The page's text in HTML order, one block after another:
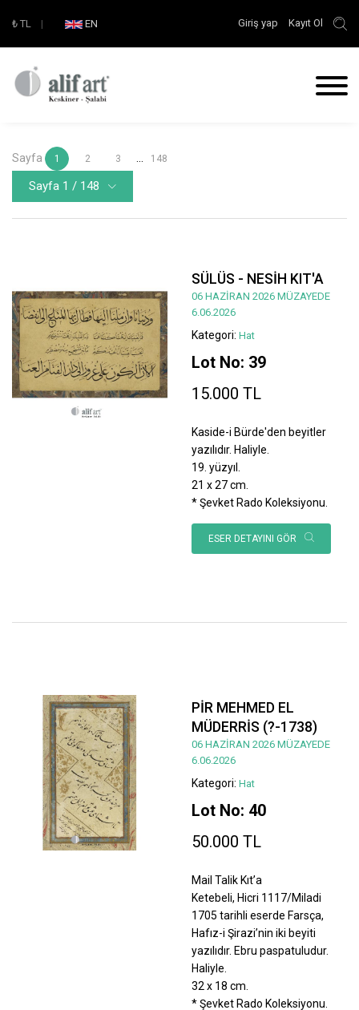
₺ TL | EN Giriş yap Kayıt Ol
Sayfa 1 2 3 148
Sayfa 1 / 148
SÜLÜS - NESİH KIT'A
06 HAZİRAN 2026 MÜZAYEDE
6.06.2026
Kategori: Hat
Lot No: 39
15.000 TL
Kaside-i Bürde'den beyitler
yazılıdır. Haliyle.
19. yüzyıl.
21 x 27 cm.
* Şevket Rado Koleksiyonu.
ESER DETAYINI GÖR
PİR MEHMED EL
MÜDERRİS (?-1738)
06 HAZİRAN 2026 MÜZAYEDE
6.06.2026
Kategori: Hat
Lot No: 40
50.000 TL
Mail Talik Kıt’a
Ketebeli, Hicri 1117/Miladi
1705 tarihli eserde Farsça,
Hafız-i Şirazi’nin iki beyiti
yazılıdır. Ebru paspatuludur.
Haliyle.
32 x 18 cm.
* Şevket Rado Koleksiyonu.